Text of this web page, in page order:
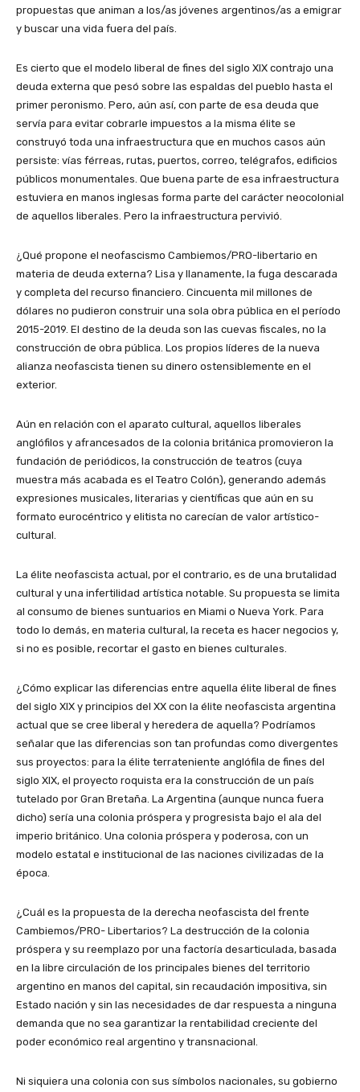
propuestas que animan a los/as jóvenes argentinos/as a emigrar
y buscar una vida fuera del país.
Es cierto que el modelo liberal de fines del siglo XIX contrajo una
deuda externa que pesó sobre las espaldas del pueblo hasta el
primer peronismo. Pero, aún así, con parte de esa deuda que
servía para evitar cobrarle impuestos a la misma élite se
construyó toda una infraestructura que en muchos casos aún
persiste: vías férreas, rutas, puertos, correo, telégrafos, edificios
públicos monumentales. Que buena parte de esa infraestructura
estuviera en manos inglesas forma parte del carácter neocolonial
de aquellos liberales. Pero la infraestructura pervivió.
¿Qué propone el neofascismo Cambiemos/PRO-libertario en
materia de deuda externa? Lisa y llanamente, la fuga descarada
y completa del recurso financiero. Cincuenta mil millones de
dólares no pudieron construir una sola obra pública en el período
2015-2019. El destino de la deuda son las cuevas fiscales, no la
construcción de obra pública. Los propios líderes de la nueva
alianza neofascista tienen su dinero ostensiblemente en el
exterior.
Aún en relación con el aparato cultural, aquellos liberales
anglófilos y afrancesados de la colonia británica promovieron la
fundación de periódicos, la construcción de teatros (cuya
muestra más acabada es el Teatro Colón), generando además
expresiones musicales, literarias y científicas que aún en su
formato eurocéntrico y elitista no carecían de valor artístico-
cultural.
La élite neofascista actual, por el contrario, es de una brutalidad
cultural y una infertilidad artística notable. Su propuesta se limita
al consumo de bienes suntuarios en Miami o Nueva York. Para
todo lo demás, en materia cultural, la receta es hacer negocios y,
si no es posible, recortar el gasto en bienes culturales.
¿Cómo explicar las diferencias entre aquella élite liberal de fines
del siglo XIX y principios del XX con la élite neofascista argentina
actual que se cree liberal y heredera de aquella? Podríamos
señalar que las diferencias son tan profundas como divergentes
sus proyectos: para la élite terrateniente anglófila de fines del
siglo XIX, el proyecto roquista era la construcción de un país
tutelado por Gran Bretaña. La Argentina (aunque nunca fuera
dicho) sería una colonia próspera y progresista bajo el ala del
imperio británico. Una colonia próspera y poderosa, con un
modelo estatal e institucional de las naciones civilizadas de la
época.
¿Cuál es la propuesta de la derecha neofascista del frente
Cambiemos/PRO- Libertarios? La destrucción de la colonia
próspera y su reemplazo por una factoría desarticulada, basada
en la libre circulación de los principales bienes del territorio
argentino en manos del capital, sin recaudación impositiva, sin
Estado nación y sin las necesidades de dar respuesta a ninguna
demanda que no sea garantizar la rentabilidad creciente del
poder económico real argentino y transnacional.
Ni siquiera una colonia con sus símbolos nacionales, su gobierno